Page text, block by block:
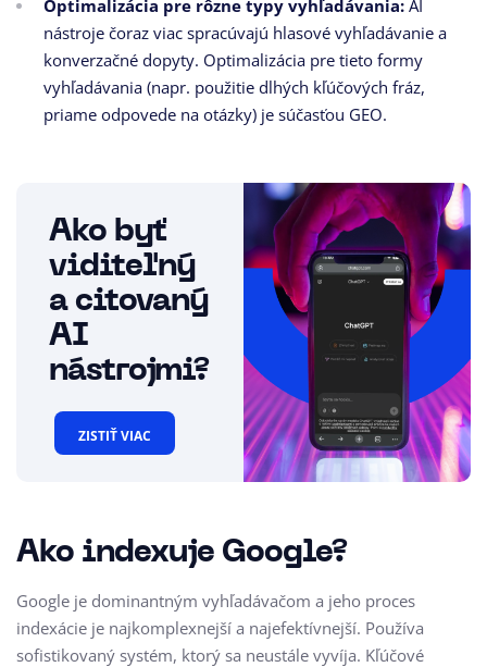
Optimalizácia pre rôzne typy vyhľadávania: AI
nástroje čoraz viac spracúvajú hlasové vyhľadávanie a
konverzačné dopyty. Optimalizácia pre tieto formy
vyhľadávania (napr. použitie dlhých kľúčových fráz,
priame odpovede na otázky) je súčasťou GEO.
Ako byť
viditeľný
a citovaný
AI
nástrojmi?
ZISTIŤ VIAC
Ako indexuje Google?
Google je dominantným vyhľadávačom a jeho proces
indexácie je najkomplexnejší a najefektívnejší. Používa
sofistikovaný systém, ktorý sa neustále vyvíja. Kľúčové